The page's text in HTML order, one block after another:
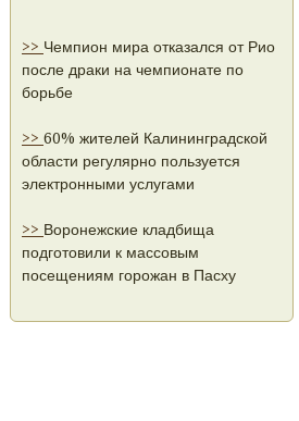
>> Чемпион мира отказался от Рио
после драки на чемпионате по
борьбе
>> 60% жителей Калининградской
области регулярно пользуется
электронными услугами
>> Воронежские кладбища
подготовили к массовым
посещениям горожан в Пасху